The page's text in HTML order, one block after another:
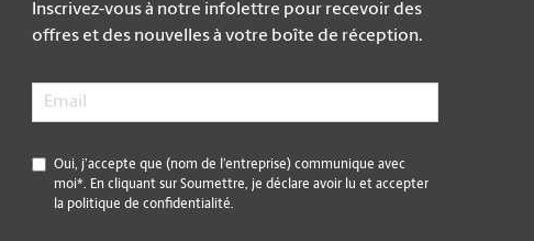
Inscrivez-vous à notre infolettre pour recevoir des
offres et des nouvelles à votre boîte de réception.
Email
* Oui, j’accepte que (nom de l’entreprise) communique avec
moi*. En cliquant sur Soumettre, je déclare avoir lu et accepter
la politique de confidentialité.